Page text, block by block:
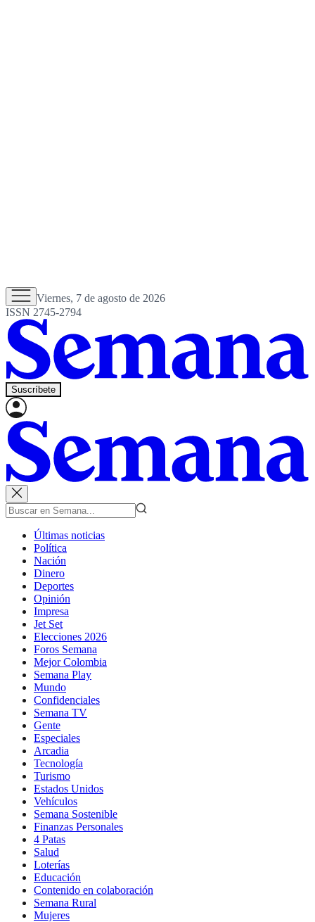
Viernes, 7 de agosto de 2026
ISSN 2745-2794
Suscríbete
Últimas noticias
Política
Nación
Dinero
Deportes
Opinión
Impresa
Jet Set
Elecciones 2026
Foros Semana
Mejor Colombia
Semana Play
Mundo
Confidenciales
Semana TV
Gente
Especiales
Arcadia
Tecnología
Turismo
Estados Unidos
Vehículos
Semana Sostenible
Finanzas Personales
4 Patas
Salud
Loterías
Educación
Contenido en colaboración
Semana Rural
Mujeres